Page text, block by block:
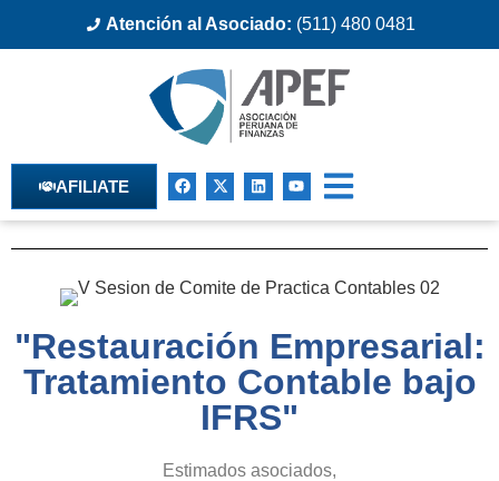
Atención al Asociado: (511) 480 0481
AFILIATE
"Restauración Empresarial:
Tratamiento Contable bajo
IFRS"
Estimados asociados,